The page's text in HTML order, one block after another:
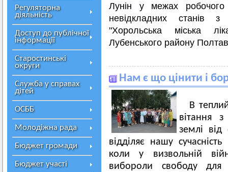
Регуляторна
діяльність
Доступ до публічної
інформації
Старостинські
округи
Служба у справах
дітей
ОСББ
Молодіжна рада
Бюджет громади
Бюджет участі
Лунін у межах робочого
невідкладних станів
"Хорольська міська
Лубенського району
Нам є що цінити і
В
вітання
землі від
відділяє нашу
коли у визвольній
вибороли свободу для